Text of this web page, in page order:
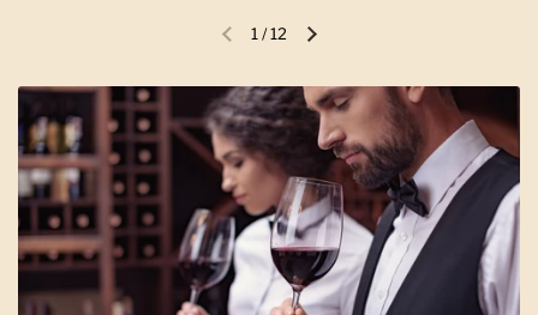
Vorherige FolieNächste Folie
1 /12